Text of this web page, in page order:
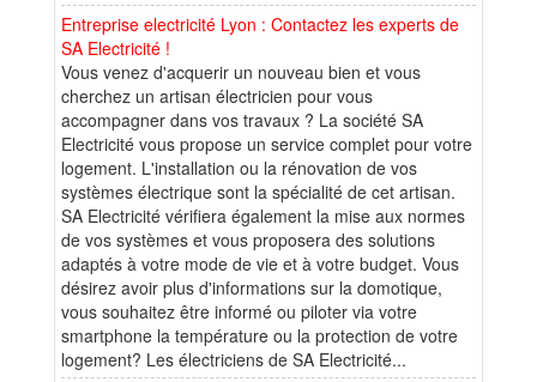
Entreprise electricité Lyon : Contactez les experts de
SA Electricité !
Vous venez d'acquerir un nouveau bien et vous
cherchez un artisan électricien pour vous
accompagner dans vos travaux ? La société SA
Electricité vous propose un service complet pour votre
logement. L'installation ou la rénovation de vos
systèmes électrique sont la spécialité de cet artisan.
SA Electricité vérifiera également la mise aux normes
de vos systèmes et vous proposera des solutions
adaptés à votre mode de vie et à votre budget. Vous
désirez avoir plus d'informations sur la domotique,
vous souhaitez être informé ou piloter via votre
smartphone la température ou la protection de votre
logement? Les électriciens de SA Electricité...